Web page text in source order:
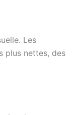
Les
plus nettes, des